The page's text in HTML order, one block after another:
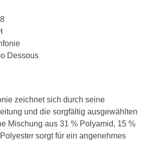
Dessous
zeichnet sich durch seine
und die sorgfältig ausgewählten
Mischung aus 31 % Polyamid, 15 %
sorgt für ein angenehmes